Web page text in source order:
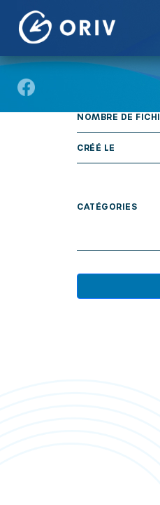
Aller au contenu publications
NOMBRE DE
CRÉÉ LE
CATÉGORIES
Panneau de gestion des